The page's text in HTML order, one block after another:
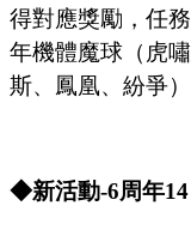
得對應獎勵，任
年機體魔球 （虎
斯、鳳凰、紛爭）
◆新活動-6周年14